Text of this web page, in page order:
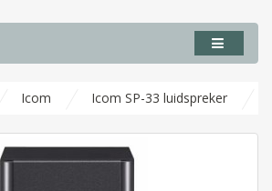
Icom Icom SP-33 luidspreker